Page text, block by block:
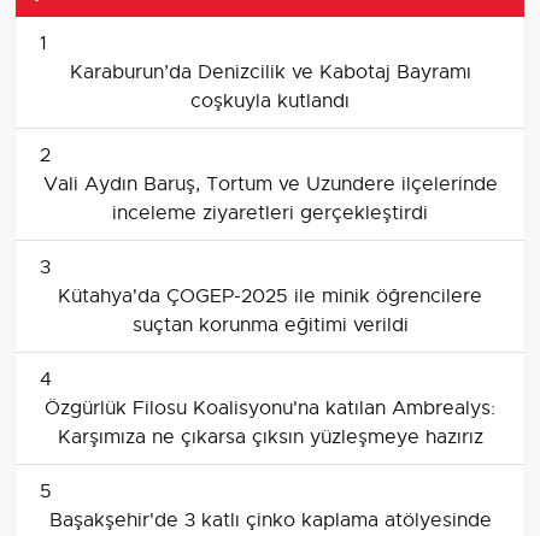
1
Karaburun’da Denizcilik ve Kabotaj Bayramı
coşkuyla kutlandı
2
Vali Aydın Baruş, Tortum ve Uzundere ilçelerinde
inceleme ziyaretleri gerçekleştirdi
3
Kütahya'da ÇOGEP-2025 ile minik öğrencilere
suçtan korunma eğitimi verildi
4
Özgürlük Filosu Koalisyonu'na katılan Ambrealys:
Karşımıza ne çıkarsa çıksın yüzleşmeye hazırız
5
Başakşehir'de 3 katlı çinko kaplama atölyesinde